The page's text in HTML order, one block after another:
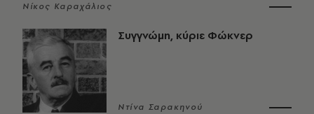
Νίκος Καραχάλιος
Συγγνώμη, κύριε Φώκνερ
Ντίνα Σαρακηνού